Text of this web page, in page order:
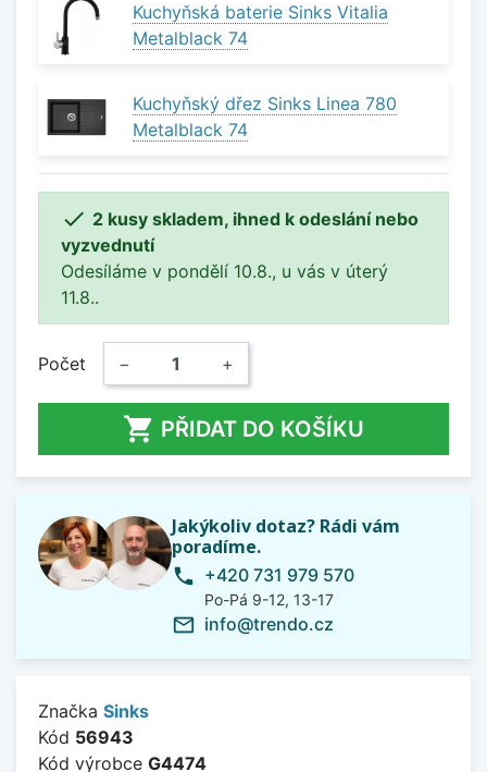
Kuchyňská baterie Sinks Vitalia
Metalblack 74
Kuchyňský dřez Sinks Linea 780
Metalblack 74
 2 kusy skladem, ihned k odeslání nebo
vyzvednutí
Odesíláme v pondělí 10.8., u vás v úterý
11.8..
Počet − +
 PŘIDAT DO KOŠÍKU
Jakýkoliv dotaz? Rádi vám
poradíme.
phone +420 731 979 570
Po-Pá 9-12, 13-17
mail_outline info@trendo.cz
Značka Sinks
Kód 56943
Kód výrobce G4474